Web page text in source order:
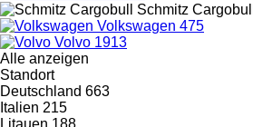
Schmitz Cargobull
Volkswagen 475
Volvo 1913
Alle anzeigen
Standort
Deutschland 663
Italien 215
Litauen 188